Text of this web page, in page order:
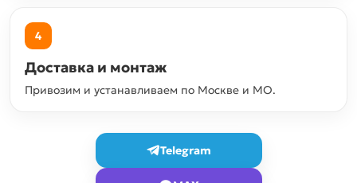
4
Доставка и монтаж
Привозим и устанавливаем по Москве и МО.
Telegram